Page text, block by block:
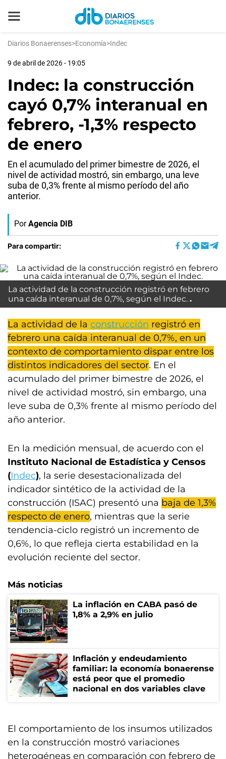
Diarios Bonaerenses>Economía>Indec
9 de abril de 2026 - 19:05
Indec: la construcción
cayó 0,7% interanual en
febrero, -1,3% respecto
de enero
En el acumulado del primer bimestre de 2026, el
nivel de actividad mostró, sin embargo, una leve
suba de 0,3% frente al mismo período del año
anterior.
Por Agencia DIB
Para compartir:
La actividad de la construcción registró en febrero
una caída interanual de 0,7%, según el Indec.
La actividad de la construcción registró en
febrero una caída interanual de 0,7%, en un
contexto de comportamiento dispar entre los
distintos indicadores del sector. En el
acumulado del primer bimestre de 2026, el
nivel de actividad mostró, sin embargo, una
leve suba de 0,3% frente al mismo período del
año anterior.
En la medición mensual, de acuerdo con el
Instituto Nacional de Estadística y Censos
(Indec), la serie desestacionalizada del
indicador sintético de la actividad de la
construcción (ISAC) presentó una baja de 1,3%
respecto de enero, mientras que la serie
tendencia-ciclo registró un incremento de
0,6%, lo que refleja cierta estabilidad en la
evolución reciente del sector.
Más noticias
La inflación en CABA pasó de
1,8% a 2,9% en julio
Inflación y endeudamiento
familiar: la economía bonaerense
está peor que el promedio
nacional en dos variables clave
El comportamiento de los insumos utilizados
en la construcción mostró variaciones
heterogéneas en comparación con febrero de